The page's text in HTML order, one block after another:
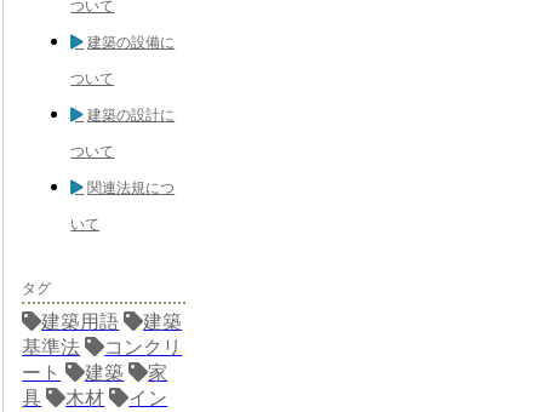
ついて
建築の設備に
ついて
建築の設計に
ついて
関連法規につ
いて
タグ
建築用語
建築
基準法
コンクリ
ート
建築
家
具
木材
イン